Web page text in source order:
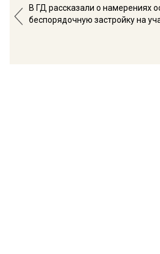
В ГД рассказали о намерениях
беспорядочную застройку на